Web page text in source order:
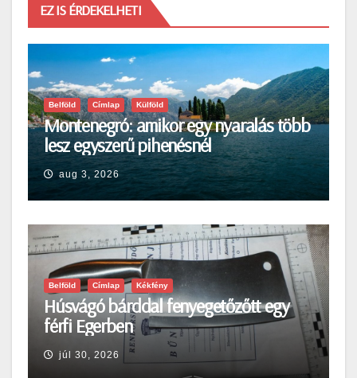
EZ IS ÉRDEKELHETI
Belföld Címlap Külföld
Montenegró: amikor egy nyaralás több
lesz egyszerű pihenésnél
aug 3, 2026
Belföld Címlap Kékfény
Húsvágó bárddal fenyegetőzőtt egy
férfi Egerben
júl 30, 2026